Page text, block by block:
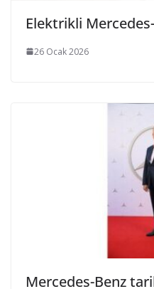
Elektrikli Mercedes-
26 Ocak 2026
Mercedes-Benz